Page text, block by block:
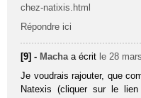
chez-natixis.html
Répondre ici
[9] - Macha a écrit le 28
Je voudrais rajouter, que
Natexis (cliquer sur le